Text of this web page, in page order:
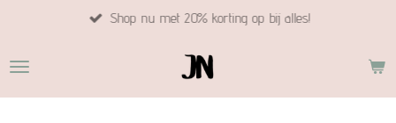
naar
hoofdinhoud
Shop nu met 20% korting op bij alles!